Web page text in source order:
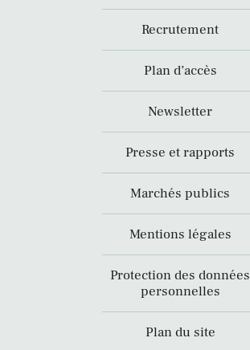
Recrutement
Plan d’accès
Newsletter
Presse et rapports
Marchés publics
Mentions légales
Protection des données
personnelles
Plan du site